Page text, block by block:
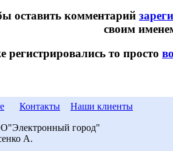
оставить комментарий
своим
то просто
Контакты Наши клиенты
город"
А.